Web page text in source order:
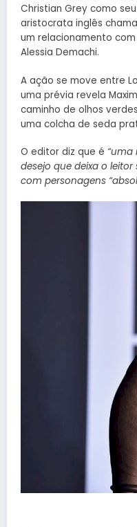
Christian Grey como
aristocrata inglês
um relacionamento
Alessia Demachi.
A ação se move entre
uma prévia revela
caminho de olhos
uma colcha de seda
O editor diz que é
desejo que deixa o
com personagens